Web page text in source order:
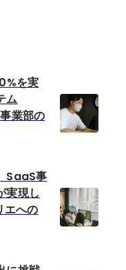
を実
ム
業部の
SaaS事
実現し
エへの